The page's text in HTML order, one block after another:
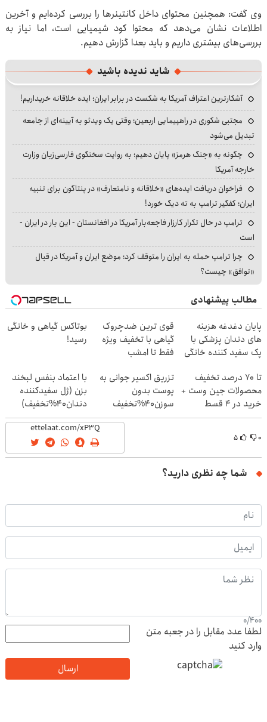
وی گفت: همچنین محتوای داخل کانتینرها را بررسی کرده‌ایم و آخرین
اطلاعات نشان می‌دهد که محتوا کود شیمیایی است، اما نیاز به
بررسی‌های بیشتری داریم و باید بعدا گزارش دهیم.
شاید ندیده باشید
آشکارترین اعتراف آمریکا به شکست در برابر ایران؛ ایده خلاقانه خریداریم!
مجتبی شکوری در راهپیمایی اربعین؛ وقتی یک ویدئو به آیینه‌ای از جامعه
تبدیل می‌شود
چگونه به «جنگ هرمز» پایان دهیم؛ به روایت سخنگوی فارسی‌زبان وزارت
خارجه آمریکا
فراخوان دریافت ایده‌های «خلاقانه و نامتعارف» در پنتاگون برای تنبیه
ایران؛ کفگیر ترامپ به ته دیگ خورد!
ترامپ در حال تکرار کارزار فاجعه‌بار آمریکا در افغانستان - این بار در ایران -
است
چرا ترامپ حمله به ایران را متوقف کرد؛ موضع ایران و آمریکا در قبال
«توافق» چیست؟
مطالب پیشنهادی
پایان دغدغه هزینه
های دندان پزشکی با
پک سفید کننده خانگی
قوی ترین ضدچروک
گیاهی با تخفیف ویژه
فقط تا امشب
بوتاکس گیاهی و خانگی
رسید!
تا 70 درصد تخفیف
محصولات جین وست +
خرید در 4 قسط
تزریق اکسیر جوانی به
پوست بدون
سوزن40%تخفیف
با اعتماد بنفس لبخند
بزن (ژل سفیدکننده
دندان40%تخفیف)
۰ ۵
شما چه نظری دارید؟
0/400
لطفا عدد مقابل را در جعبه متن
وارد کنید
ارسال